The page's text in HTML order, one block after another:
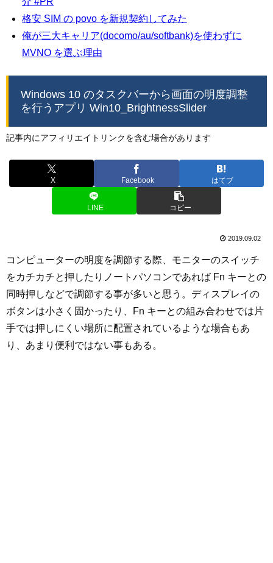
格安 SIM の povo を新規契約してみた
俺が三大キャリア(docomo/au/softbank)を使わずに
MVNO を選ぶ理由
Windows 10 のタスクバーから画面の明度調整
を行うアプリ Win10_BrightnessSlider
記事内にアフィリエイトリンクを含む場合があります
X Facebook はてブ
LINE コピー
2019.09.02
コンピューターの明度を調節する際、モニターのスイッチ
をカチカチと押したりノートパソコンであれば Fn キーとの
同時押しなどで調節する事が多いと思う。ディスプレイの
ボタンは小さく固かったり、Fn キーとの組み合わせでは片
手では押しにくい場所に配置されているような場合もあ
り、あまり便利ではない事もある。